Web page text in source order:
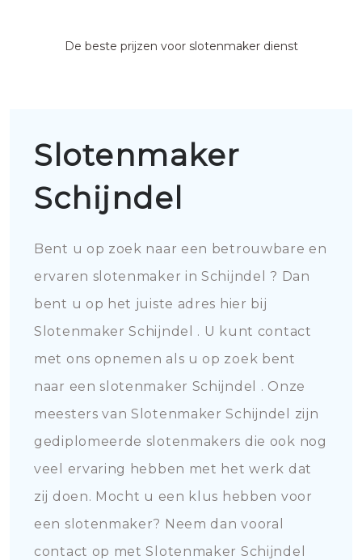
De beste prijzen voor slotenmaker dienst
Slotenmaker
Schijndel
Bent u op zoek naar een betrouwbare en
ervaren slotenmaker in Schijndel ? Dan
bent u op het juiste adres hier bij
Slotenmaker Schijndel . U kunt contact
met ons opnemen als u op zoek bent
naar een slotenmaker Schijndel . Onze
meesters van Slotenmaker Schijndel zijn
gediplomeerde slotenmakers die ook nog
veel ervaring hebben met het werk dat
zij doen. Mocht u een klus hebben voor
een slotenmaker? Neem dan vooral
contact op met Slotenmaker Schijndel